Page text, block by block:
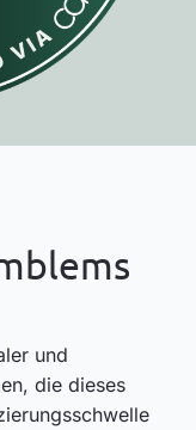
und
die dieses